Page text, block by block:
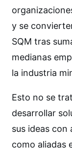
y se
SQM tras
medianas
la industria
Esto no se
desarrollar
sus ideas
como aliadas